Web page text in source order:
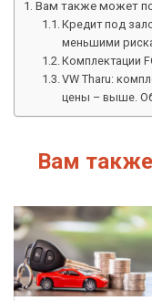
Вам также может
Кредит под
меньшими
Комплектации
VW Tharu:
цены – выше.
Вам